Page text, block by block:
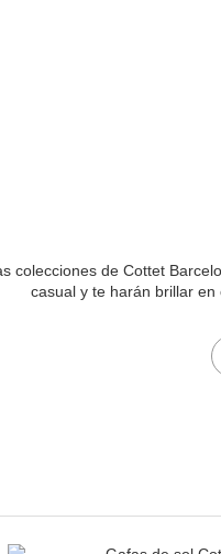
colecciones de Cottet
casual y te harán brillar en